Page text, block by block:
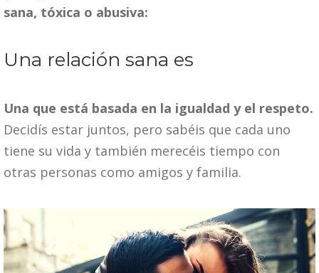
sana, tóxica o abusiva:
Una relación sana es
Una que está basada en la igualdad y el respeto.
Decidís estar juntos, pero sabéis que cada uno
tiene su vida y también merecéis tiempo con
otras personas como amigos y familia.